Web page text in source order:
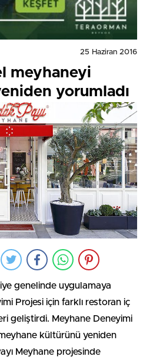
25 Haziran 2016
meyhaneyi
yorumladı
genelinde uygulamaya
Projesi için farklı restoran iç
geliştirdi. Meyhane Deneyimi
kültürünü yeniden
Meyhane projesinde